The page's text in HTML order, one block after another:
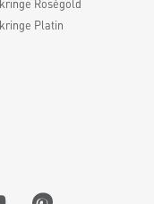
Roségold
Platin